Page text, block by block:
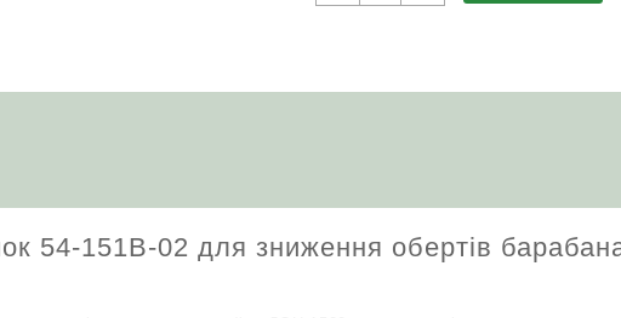
54-151В-02 для зниження обертів